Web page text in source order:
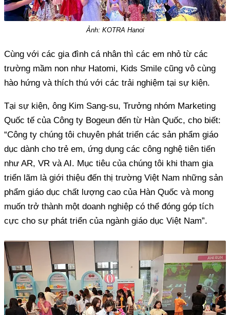
Ảnh: KOTRA Hanoi
Cùng với các gia đình cá nhân thì các em nhỏ từ các
trường mầm non như Hatomi, Kids Smile cũng vô cùng
hào hứng và thích thú với các trải nghiệm tại sự kiện.
Tại sự kiện, ông Kim Sang-su, Trưởng nhóm Marketing
Quốc tế của Công ty Bogeun đến từ Hàn Quốc, cho biết:
“Công ty chúng tôi chuyên phát triển các sản phẩm giáo
dục dành cho trẻ em, ứng dụng các công nghệ tiên tiến
như AR, VR và AI. Mục tiêu của chúng tôi khi tham gia
triển lãm là giới thiệu đến thị trường Việt Nam những sản
phẩm giáo dục chất lượng cao của Hàn Quốc và mong
muốn trở thành một doanh nghiệp có thể đóng góp tích
cực cho sự phát triển của ngành giáo dục Việt Nam”.